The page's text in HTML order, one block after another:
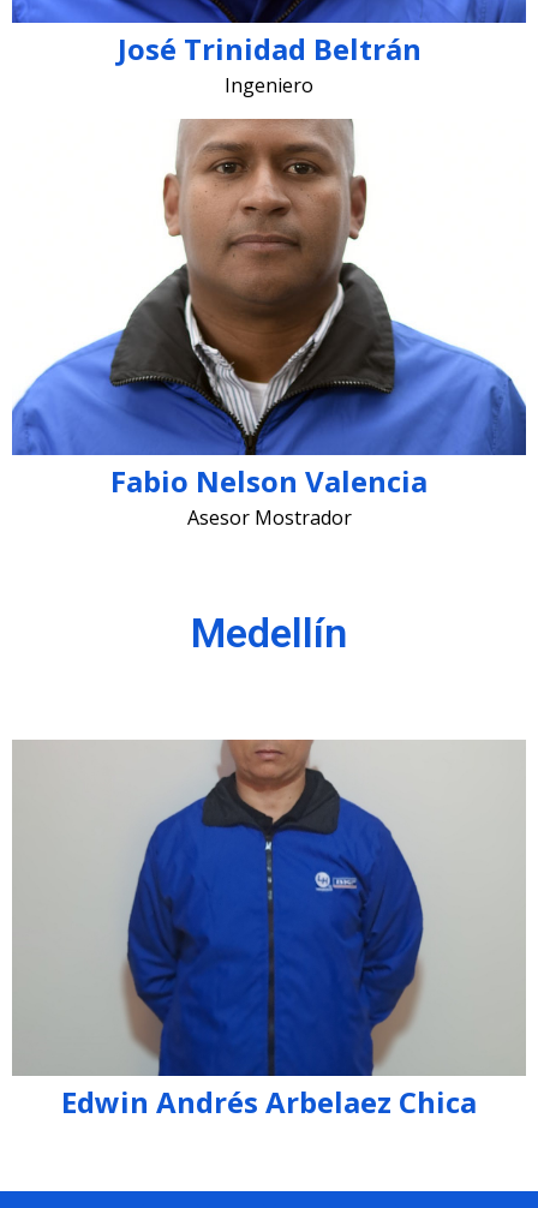
José Trinidad Beltrán
Ingeniero
fabio.valencia @lugohermanos.com
Fabio Nelson Valencia
Asesor Mostrador
Medellín
edwin.arbelaez @lugohermanos.com
Edwin Andrés Arbelaez Chica